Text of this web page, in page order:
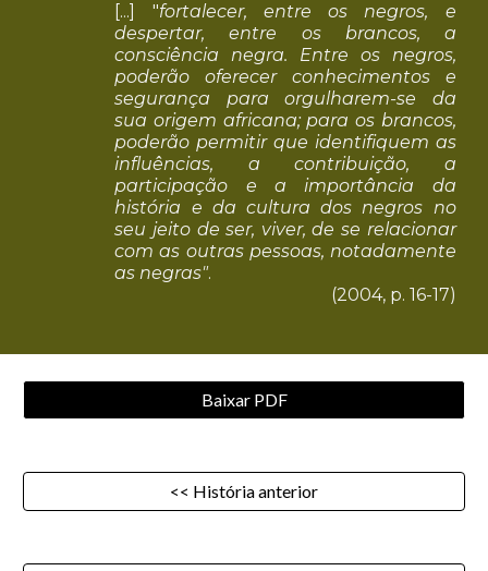
[...] "fortalecer, entre os negros, e
despertar, entre os brancos, a
consciência negra. Entre os negros,
poderão oferecer conhecimentos e
segurança para orgulharem-se da
sua origem africana; para os brancos,
poderão permitir que identifiquem as
influências, a contribuição, a
participação e a importância da
história e da cultura dos negros no
seu jeito de ser, viver, de se relacionar
com as outras pessoas, notadamente
as negras".
(2004, p. 16-17)
Baixar PDF
<< História anterior